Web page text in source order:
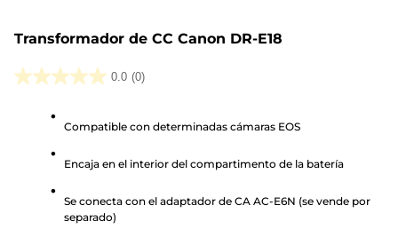
Transformador de CC Canon DR-E18
0.0 (0)
0.0
estrellas.
Compatible con determinadas cámaras EOS
Encaja en el interior del compartimento de la batería
Se conecta con el adaptador de CA AC-E6N (se vende por
separado)